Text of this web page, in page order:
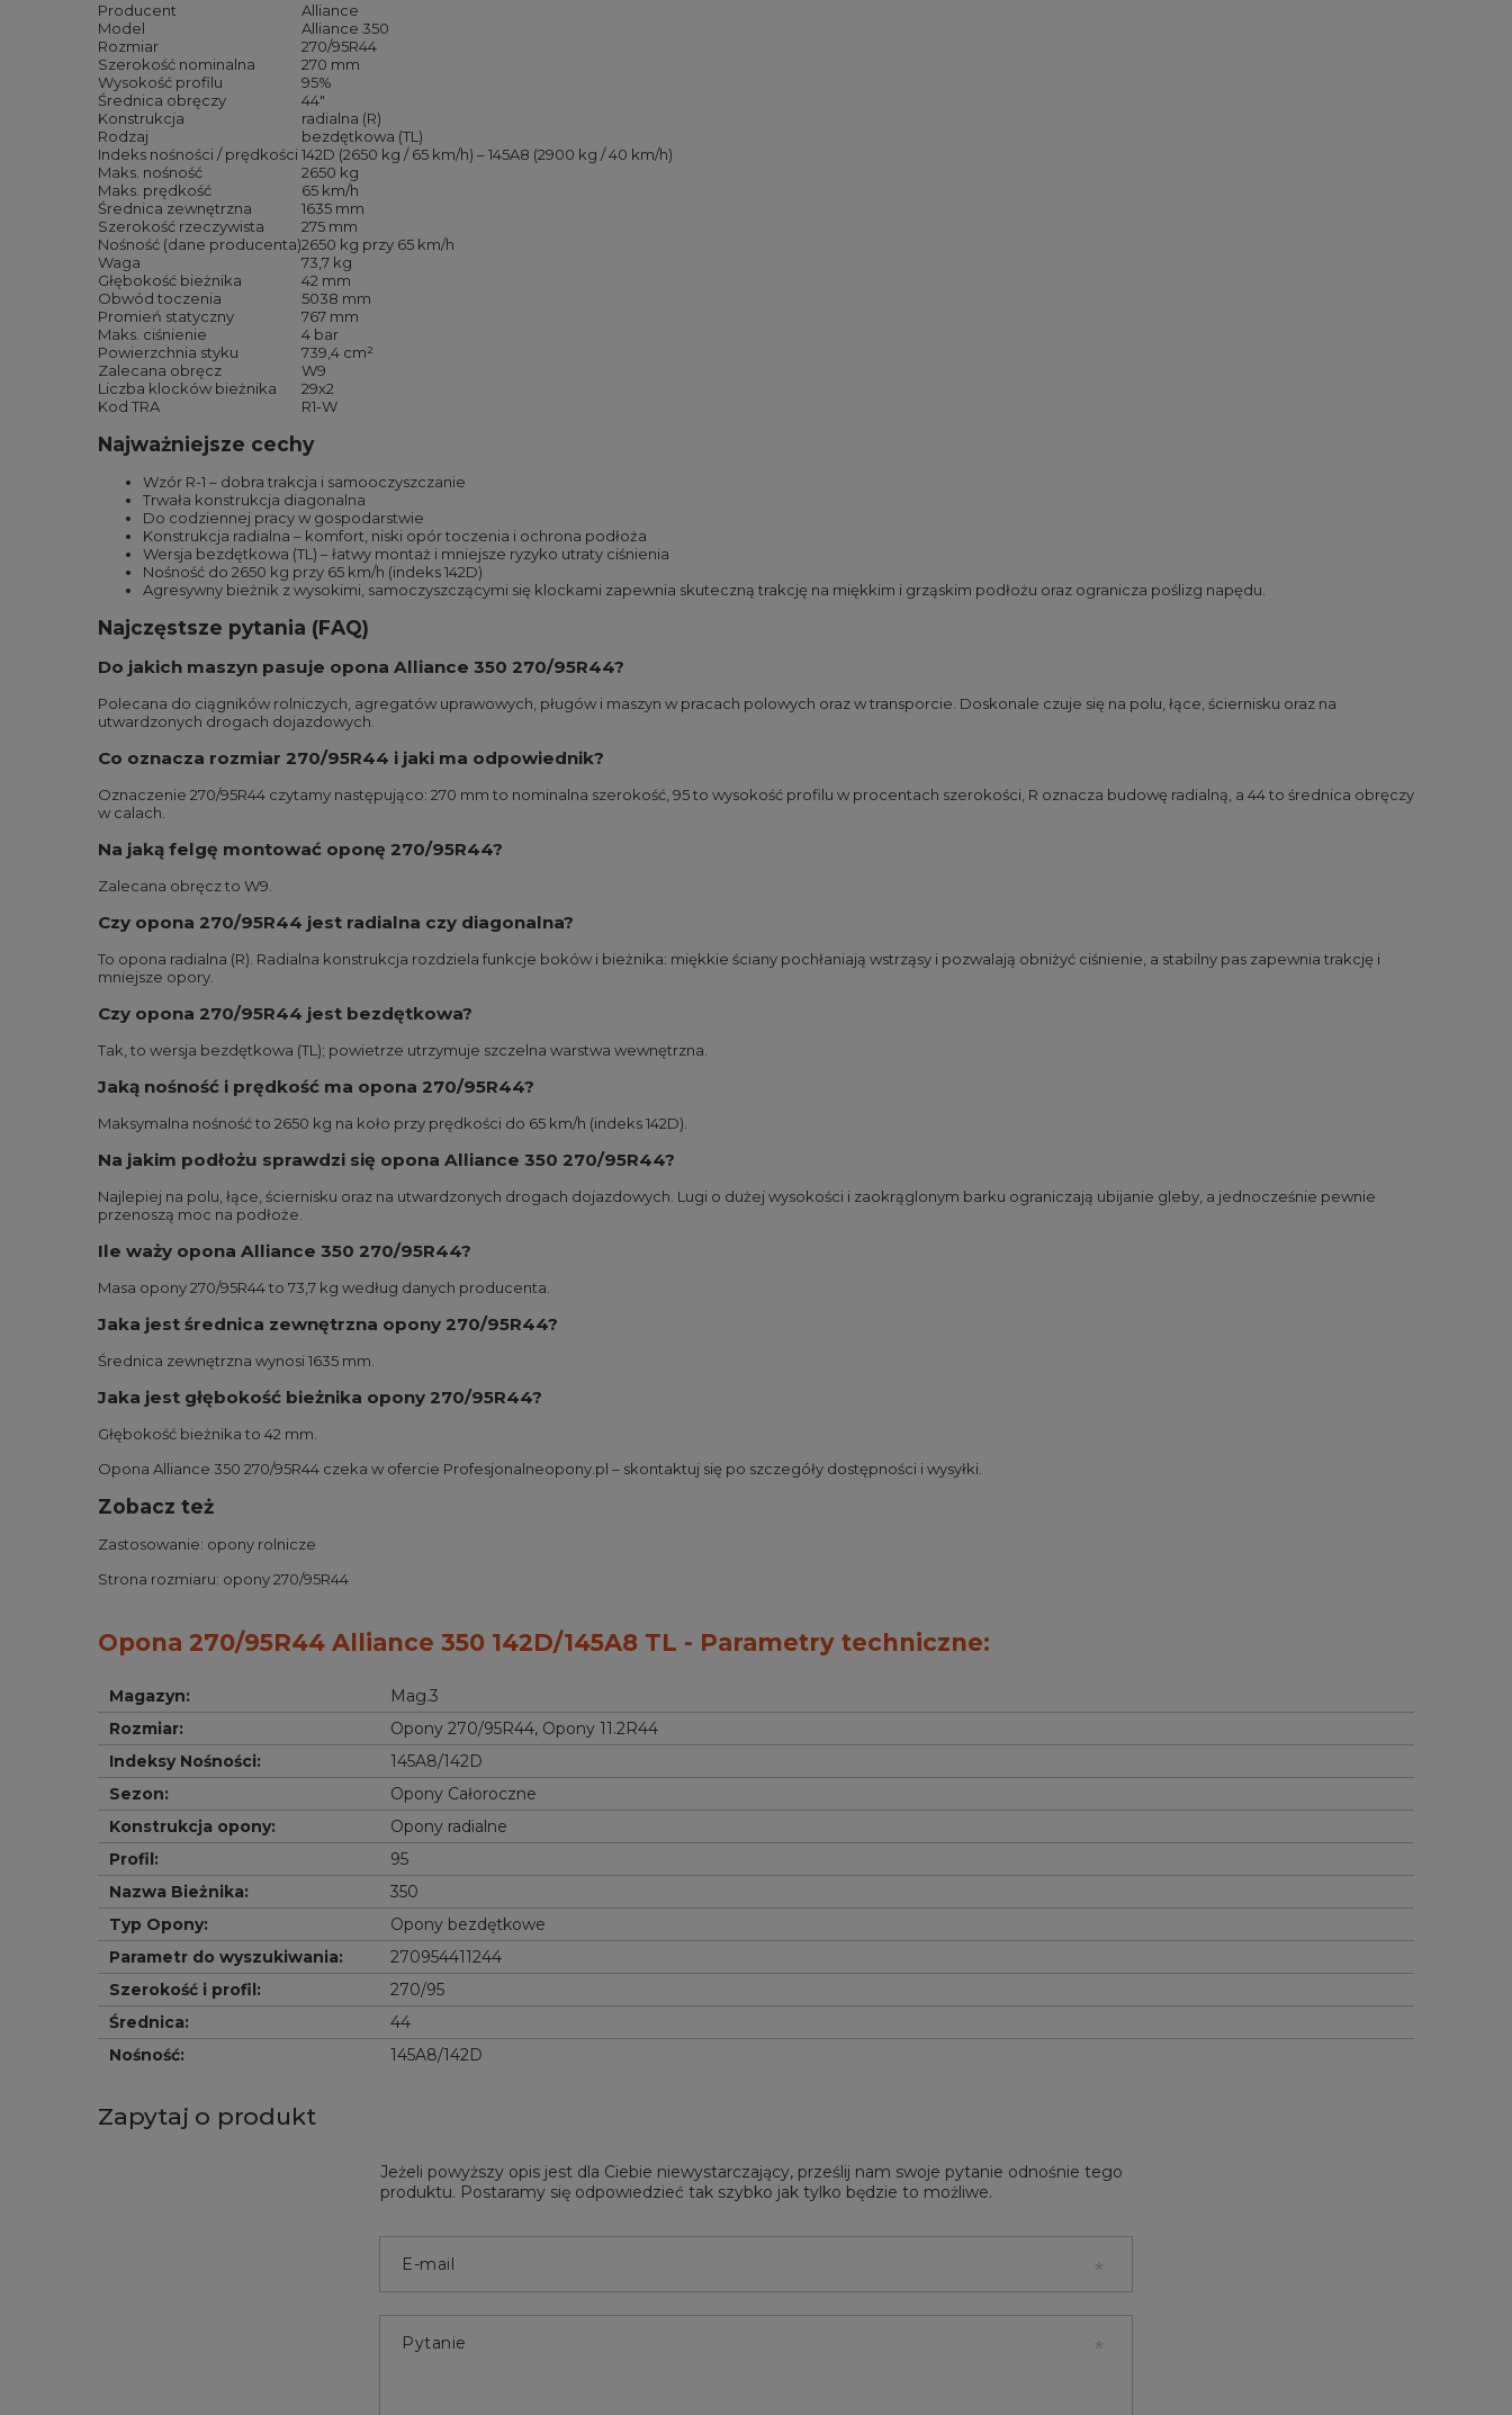
Producent
Alliance
Model
Alliance 350
Rozmiar
270/95R44
Szerokość nominalna
270 mm
Wysokość profilu
95%
Średnica obręczy
44″
Konstrukcja
radialna (R)
Rodzaj
bezdętkowa (TL)
Indeks nośności / prędkości 142D (2650 kg / 65 km/h) – 145A8 (2900 kg / 40 km/h)
Maks. nośność
2650 kg
Maks. prędkość
65 km/h
Średnica zewnętrzna
1635 mm
Szerokość rzeczywista
275 mm
Nośność (dane producenta)2650 kg przy 65 km/h
Waga
73,7 kg
Głębokość bieżnika
42 mm
Obwód toczenia
5038 mm
Promień statyczny
767 mm
Maks. ciśnienie
4 bar
Powierzchnia styku
739,4 cm²
Zalecana obręcz
W9
Liczba klocków bieżnika
29x2
Kod TRA
R1-W
Najważniejsze cechy
Wzór R-1 – dobra trakcja i samooczyszczanie
Trwała konstrukcja diagonalna
Do codziennej pracy w gospodarstwie
Konstrukcja radialna – komfort, niski opór toczenia i ochrona podłoża
Wersja bezdętkowa (TL) – łatwy montaż i mniejsze ryzyko utraty ciśnienia
Nośność do 2650 kg przy 65 km/h (indeks 142D)
Agresywny bieżnik z wysokimi, samoczyszczącymi się klockami zapewnia skuteczną trakcję na miękkim i grząskim podłożu oraz ogranicza poślizg napędu.
Najczęstsze pytania (FAQ)
Do jakich maszyn pasuje opona Alliance 350 270/95R44?
Polecana do ciągników rolniczych, agregatów uprawowych, pługów i maszyn w pracach polowych oraz w transporcie. Doskonale czuje się na polu, łące, ściernisku oraz na
utwardzonych drogach dojazdowych.
Co oznacza rozmiar 270/95R44 i jaki ma odpowiednik?
Oznaczenie 270/95R44 czytamy następująco: 270 mm to nominalna szerokość, 95 to wysokość profilu w procentach szerokości, R oznacza budowę radialną, a 44 to średnica obręczy
w calach.
Na jaką felgę montować oponę 270/95R44?
Zalecana obręcz to W9.
Czy opona 270/95R44 jest radialna czy diagonalna?
To opona radialna (R). Radialna konstrukcja rozdziela funkcje boków i bieżnika: miękkie ściany pochłaniają wstrząsy i pozwalają obniżyć ciśnienie, a stabilny pas zapewnia trakcję i
mniejsze opory.
Czy opona 270/95R44 jest bezdętkowa?
Tak, to wersja bezdętkowa (TL); powietrze utrzymuje szczelna warstwa wewnętrzna.
Jaką nośność i prędkość ma opona 270/95R44?
Maksymalna nośność to 2650 kg na koło przy prędkości do 65 km/h (indeks 142D).
Na jakim podłożu sprawdzi się opona Alliance 350 270/95R44?
Najlepiej na polu, łące, ściernisku oraz na utwardzonych drogach dojazdowych. Lugi o dużej wysokości i zaokrąglonym barku ograniczają ubijanie gleby, a jednocześnie pewnie
przenoszą moc na podłoże.
Ile waży opona Alliance 350 270/95R44?
Masa opony 270/95R44 to 73,7 kg według danych producenta.
Jaka jest średnica zewnętrzna opony 270/95R44?
Średnica zewnętrzna wynosi 1635 mm.
Jaka jest głębokość bieżnika opony 270/95R44?
Głębokość bieżnika to 42 mm.
Opona Alliance 350 270/95R44 czeka w ofercie Profesjonalneopony.pl – skontaktuj się po szczegóły dostępności i wysyłki.
Zobacz też
Zastosowanie: opony rolnicze
Strona rozmiaru: opony 270/95R44
Opona 270/95R44 Alliance 350 142D/145A8 TL - Parametry techniczne:
Magazyn:
Mag.3
Rozmiar: Opony 270/95R44, Opony 11.2R44
Indeksy Nośności:
145A8/142D
Sezon:
Opony Całoroczne
Konstrukcja opony:
Opony radialne
Profil:
95
Nazwa Bieżnika:
350
Typ Opony:
Opony bezdętkowe
Parametr do wyszukiwania:
270954411244
Szerokość i profil:
270/95
Średnica:
44
Nośność: 145A8/142D
Zapytaj o produkt
Jeżeli powyższy opis jest dla Ciebie niewystarczający, prześlij nam swoje pytanie odnośnie tego
produktu. Postaramy się odpowiedzieć tak szybko jak tylko będzie to możliwe.
E-mail
Pytanie